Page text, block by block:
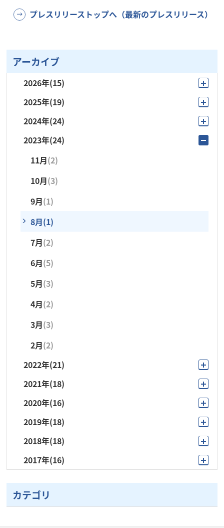
プレスリリーストップへ（最新のプレスリリース）
アーカイブ
2026年(15)
7月(2)
6月(4)
5月(4)
4月(2)
3月(1)
2月(1)
1月(1)
2025年(19)
11月(3)
10月(2)
7月(2)
6月(3)
5月(3)
4月(2)
3月(4)
2024年(24)
12月(1)
11月(1)
10月(1)
9月(3)
8月(1)
7月(3)
6月(3)
5月(5)
4月(2)
3月(2)
2月(2)
2023年(24)
11月(2)
10月(3)
9月(1)
8月(1)
7月(2)
6月(5)
5月(3)
4月(2)
3月(3)
2月(2)
2022年(21)
10月(3)
9月(1)
8月(1)
7月(2)
6月(4)
5月
4月(2)
2021年(18)
11月(1)
10月(3)
9月(3)
8月(1)
7月(2)
6月(2)
2020年(16)
12月(1)
10月(2)
9月(2)
6月(1)
5月(1)
4月(7)
2019年(18)
11月(1)
10月(2)
9月(1)
8月(1)
7月(4)
2018年(18)
11月(1)
10月(1)
9月 (1)
2017年(16)
10月(1)
9月(1)
カテゴリ